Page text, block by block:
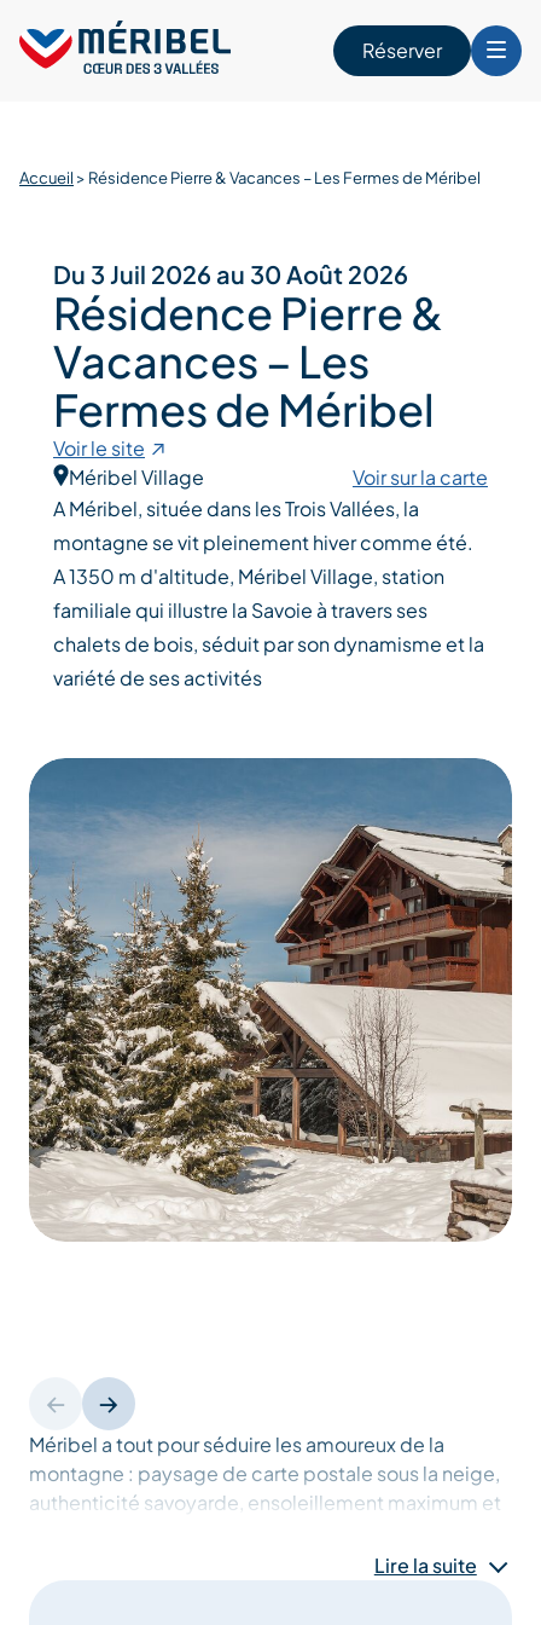
content
Réserver
Accueil > Résidence Pierre & Vacances – Les Fermes de Méribel
Méribel a tout pour séduire les amoureux de la
montagne : paysage de carte postale sous la neige,
authenticité savoyarde, ensoleillement maximum et
Lire la suite
Du 3 Juil 2026 au 30 Août 2026
Résidence Pierre &
Vacances – Les
Fermes de Méribel
Voir le site
Méribel Village
Voir sur la carte
A Méribel, située dans les Trois Vallées, la
montagne se vit pleinement hiver comme été.
A 1350 m d'altitude, Méribel Village, station
familiale qui illustre la Savoie à travers ses
chalets de bois, séduit par son dynamisme et la
variété de ses activités